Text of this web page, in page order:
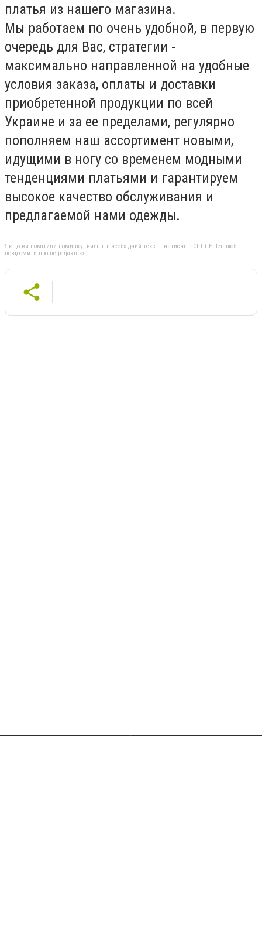
платья из нашего магазина.
Мы работаем по очень удобной, в первую
очередь для Вас, стратегии -
максимально направленной на удобные
условия заказа, оплаты и доставки
приобретенной продукции по всей
Украине и за ее пределами, регулярно
пополняем наш ассортимент новыми,
идущими в ногу со временем модными
тенденциями платьями и гарантируем
высокое качество обслуживания и
предлагаемой нами одежды.
Якщо ви помітили помилку, виділіть необхідний текст і натисніть Ctrl + Enter, щоб
повідомити про це редакцію